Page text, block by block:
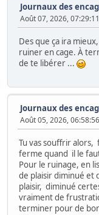
Journaux des
Août 07, 2026,
Des que ça ira
ruiner en cage. À
de te libérer ...
Journaux des
Août 05, 2026,
Tu vas souffrir alors,
ferme quand il le
Pour le ruinage, en
de plaisir diminué et
plaisir, diminué
vraiment de
terminer pour de